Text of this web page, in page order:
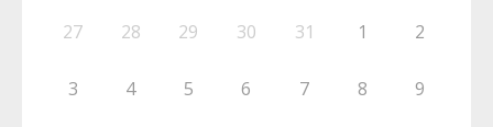
27 28 29 30 31 1 2
3 4 5 6 7 8 9